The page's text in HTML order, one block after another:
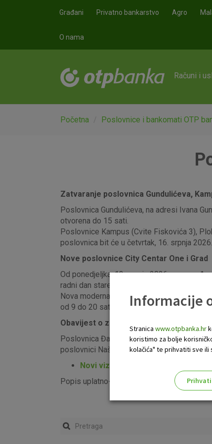
Građani Privatno bankarstvo Agro
O nama
Računi i
Početna Poslovnice i bankomati OTP
Zatvaranje poslovnica Gundulićeva,
Poslovnica Gundulićeva, na adresi Ivana
otvorena do 15 sati.
Poslovnice Kampus (Cvite Fiskovića 3),
poslovnica bit će u četvrtak, 16. srpnja
Nove poslovnice City Centar One i Grad
Od ponedjeljka, 13. srpnja 2026.
radni dan stare poslovnice na adresi
Nova moderna poslovnica City Centar One
od 9 do 20 sati.
Obavijest o zatvaranju poslovnice
Poslovnica Đakovo, na adresi ulica Kralja
poslovnici Našice (Vinogradska 2), kao i u
Novi vizualni identitet poslovnica
Popis uplatno-isplatnih bankomata možete
Informacije
Stranica www.otpbanka.hr
koristimo za bolje
kolačića" te prihvatiti sve ili
Prihvati